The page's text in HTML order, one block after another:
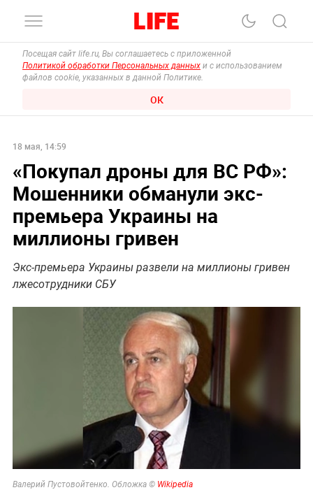
Посещая сайт life.ru, Вы соглашаетесь с приложенной
Политикой обработки Персональных данных и с использованием
файлов cookie, указанных в данной Политике.
ОК
18 мая, 14:59
«Покупал дроны для ВС РФ»:
Мошенники обманули экс-
премьера Украины на
миллионы гривен
Экс-премьера Украины развели на миллионы гривен
лжесотрудники СБУ
Валерий Пустовойтенко. Обложка © Wikipedia